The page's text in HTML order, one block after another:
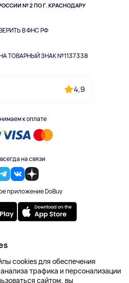
№ 2 ПО Г. КРАСНОДАРУ
В ФНС РФ
ТОВАРНЫЙ ЗНАК №1137338
4,9
к оплате
на связи
приложение DoBuy
Все права защищены
персональных данных
соглашение
Оферта
cookies для обеспечения
трафика и персонализации
сайтом, вы